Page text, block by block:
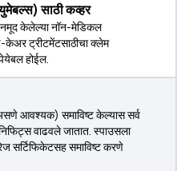
साठी कव्हर
केलेल्या नॉन-मेडिकल
ट्रीटमेंटसाठीचा क्लेम
होईल.
आवश्यक) समाविष्ट केल्यास सर्व
वाढवले जातात. स्पाउसला
सर्टिफिकेटसह समाविष्ट करणे